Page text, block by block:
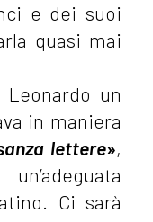
e dei suoi
quasi mai
un
in maniera
lettere»,
Ci sarà